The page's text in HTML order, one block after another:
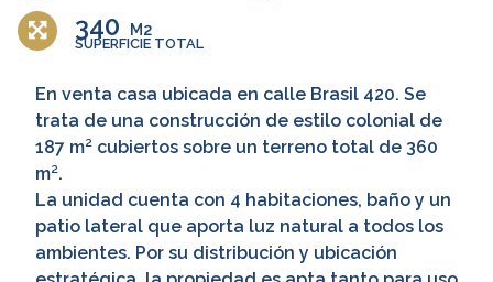
340 M2
SUPERFICIE TOTAL
En venta casa ubicada en calle Brasil 420. Se
trata de una construcción de estilo colonial de
187 m² cubiertos sobre un terreno total de 360
m².
La unidad cuenta con 4 habitaciones, baño y un
patio lateral que aporta luz natural a todos los
ambientes. Por su distribución y ubicación